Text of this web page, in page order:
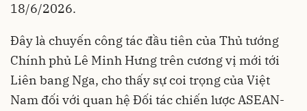
18/6/2026.
Đây là chuyến công tác đầu tiên của Thủ tướng
Chính phủ Lê Minh Hưng trên cương vị mới tới
Liên bang Nga, cho thấy sự coi trọng của Việt
Nam đối với quan hệ Đối tác chiến lược ASEAN-